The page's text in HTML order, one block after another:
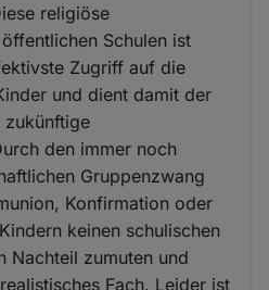
religiöse
Schulen ist
Zugriff auf die
und dient damit der
zukünftige
den immer noch
Gruppenzwang
Konfirmation oder
keinen schulischen
Nachteil zumuten und
Fach. Leider ist